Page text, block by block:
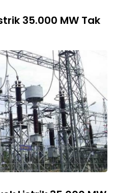
35.000 MW Tak